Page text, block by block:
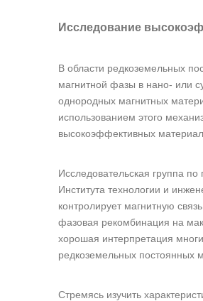
Исследование
В области редкоземельных
магнитной фазы в нано- или
однородных магнитных
использованием этого
высокоэффективных
Исследовательская группа
Института технологии и
контролирует магнитную
фазовая рекомбинация на
хорошая интерпретация
редкоземельных постоянных
Стремясь изучить